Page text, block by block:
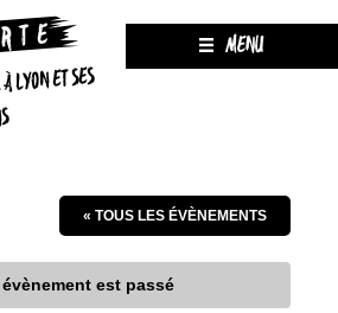
LYON ET SES
MENU
« TOUS LES ÉVÈNEMENTS
est passé